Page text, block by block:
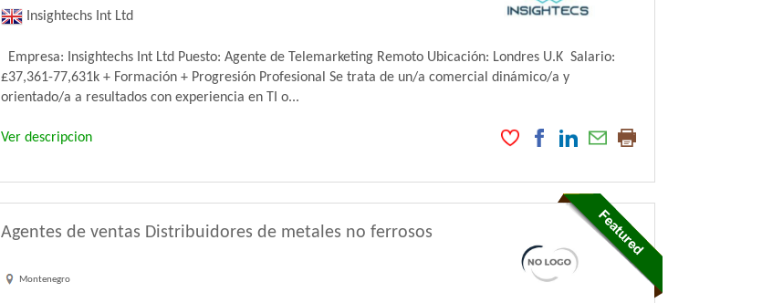
Insightechs Int Ltd
Empresa: Insightechs Int Ltd Puesto: Agente de Telemarketing Remoto Ubicación: Londres U.K Salario:
£37,361-77,631k + Formación + Progresión Profesional Se trata de un/a comercial dinámico/a y
orientado/a a resultados con experiencia en TI o...
Ver descripcion
Agentes de ventas Distribuidores de metales no ferrosos
Montenegro